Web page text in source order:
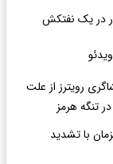
در یک نفتکش
رویترز از علت
تنگه هرمز
با تشدید